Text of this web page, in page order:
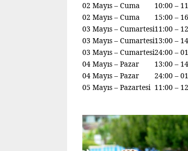
02 Mayıs – Cuma
10:00 –
02 Mayıs – Cuma
15:00 –
03 Mayıs – Cumartesi11:00 –
03 Mayıs – Cumartesi13:00 –
03 Mayıs – Cumartesi24:00 –
04 Mayıs – Pazar
13:00 –
04 Mayıs – Pazar
24:00 –
05 Mayıs – Pazartesi 11:00 –